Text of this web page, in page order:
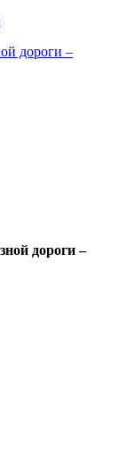
дороги –
дороги –